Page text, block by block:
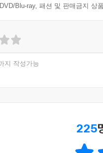
Blu-ray, 패션 및 판매금지 상
지 작성가능
225